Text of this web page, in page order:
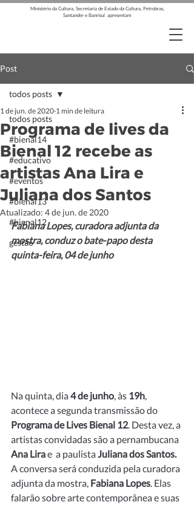
Ministério da Cultura, Secretaria de Estado da Cultura, Petrobras,
Santander e Banrisul apresentam
Post
todos posts
#bienal14
#educativo
#eventos
#bienal13
#bienal12
gestão
todos posts
Programa de lives da
Bienal 12 recebe as
artistas Ana Lira e
Juliana dos Santos
1 de jun. de 2020 1 min de leitura
Atualizado: 4 de jun. de 2020
Fabiana Lopes, curadora adjunta da
mostra, conduz o bate-papo desta
quinta-feira, 04 de junho
Na quinta, dia 4 de junho, às 19h,
acontece a segunda transmissão do
Programa de Lives Bienal 12. Desta vez, a
artistas convidadas são a pernambucana
Ana Lira e  a paulista Juliana dos Santos.
A conversa será conduzida pela curadora
adjunta da mostra, Fabiana Lopes. Elas
falarão sobre arte contemporânea e suas